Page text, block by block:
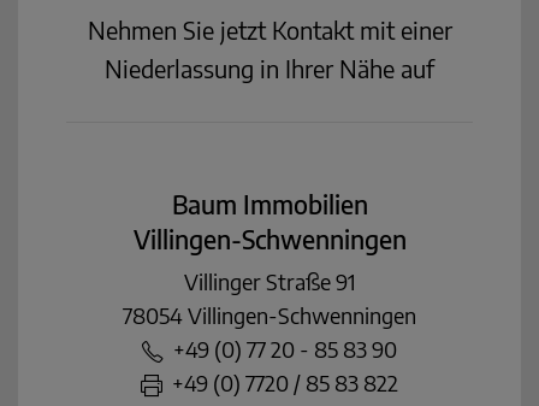
Nehmen Sie jetzt Kontakt mit einer
Niederlassung in Ihrer Nähe auf
Baum Immobilien
Villingen-Schwenningen
Villinger Straße 91
78054 Villingen-Schwenningen
+49 (0) 77 20 - 85 83 90
+49 (0) 7720 / 85 83 822